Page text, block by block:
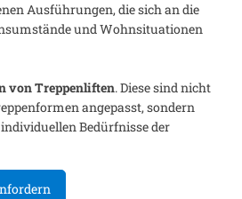
Ausführungen, die sich an die
und Wohnsituationen
von Treppenliften. Diese sind nicht
angepasst, sondern
Bedürfnisse der